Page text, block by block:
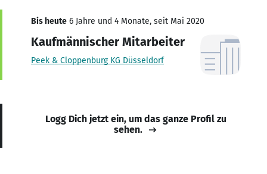
Bis heute 6 Jahre und 4 Monate, seit Mai 2020
Kaufmännischer Mitarbeiter
Peek & Cloppenburg KG Düsseldorf
Logg Dich jetzt ein, um das ganze Profil zu
sehen.